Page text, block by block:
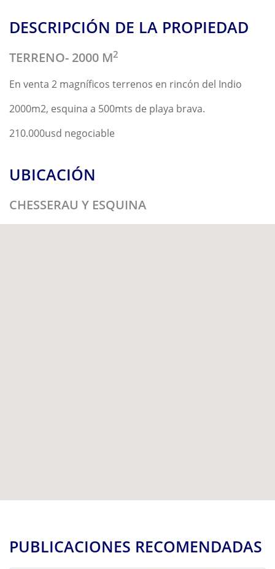
DESCRIPCIÓN DE LA PROPIEDAD
TERRENO- 2000 M2
En venta 2 magníficos terrenos en rincón del Indio
2000m2, esquina a 500mts de playa brava.
210.000usd negociable
UBICACIÓN
CHESSERAU Y ESQUINA
PUBLICACIONES RECOMENDADAS